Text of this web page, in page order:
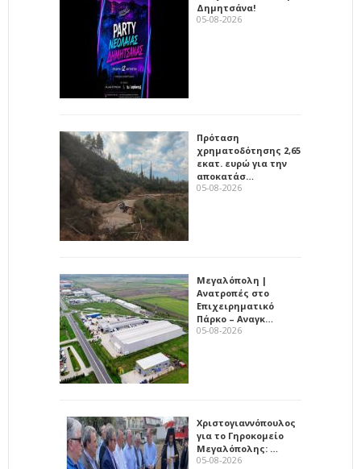
Δημητσάνα!
05-08-2026
Πρόταση
χρηματοδότησης 2,65
εκατ. ευρώ για την
αποκατάσ…
05-08-2026
Μεγαλόπολη |
Ανατροπές στο
Επιχειρηματικό
Πάρκο – Αναγκ…
05-08-2026
Χριστογιαννόπουλος
για το Γηροκομείο
Μεγαλόπολης: …
05-08-2026